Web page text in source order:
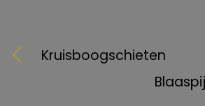
Kruisboogschieten